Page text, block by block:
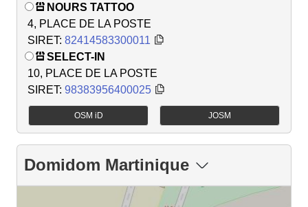
NOURS TATTOO
4, PLACE DE LA POSTE
SIRET: 82414583300011
SELECT-IN
10, PLACE DE LA POSTE
SIRET: 98383956400025
OSM iD JOSM
Domidom Martinique